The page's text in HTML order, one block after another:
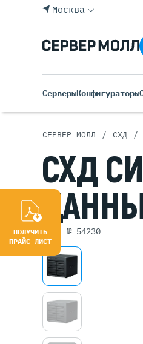
Москва
СерверыКонфигураторы
СЕРВЕР МОЛЛ / СХД /
СХД
арт. № 54230
ПОЛУЧИТЬ
ПРАЙС-ЛИСТ